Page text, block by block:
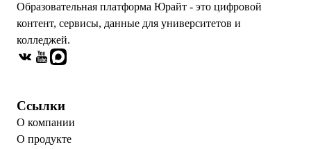
Образовательная платформа Юрайт - это цифровой
контент, сервисы, данные для университетов и
колледжей.
Ссылки
О компании
О продукте